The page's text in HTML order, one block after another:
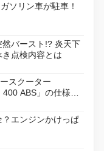
ソリン車が駐車！
バースト!? 炎天下
点検内容とは
スクーター
ABS」の仕様を
エンジンかけっぱ